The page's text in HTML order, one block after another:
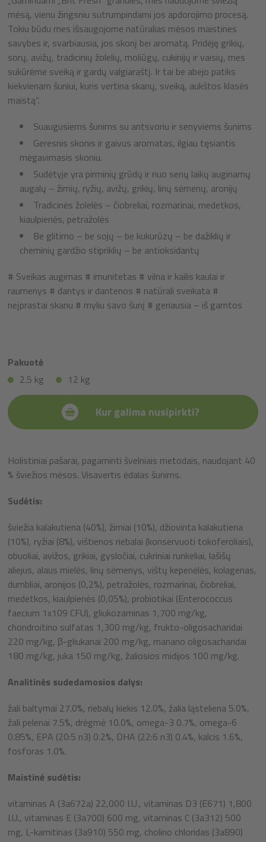
mėsą, vienu žingsniu sutrumpindami jos apdorojimo procesą.
Tokiu būdu mes išsaugojome natūralias mėsos maistines
savybes ir, svarbiausia, jos skonį bei aromatą. Pridėję grikių,
sorų, avižų, tradicinių žolelių, moliūgų, cukinijų ir vaisių, mes
sukūrėme sveiką ir gardų valgiaraštį. Ir tai be abejo patiks
kiekvienam šuniui, kuris vertina skanų, sveiką, aukštos klasės
maistą“.
Suaugusiems šunims su antsvoriu ir senyviems šunims
Geresnis skonis ir gaivus aromatas, ilgiau tęsiantis
mėgavimasis skoniu.
Sudėtyje yra pirminių grūdų ir nuo senų laikų auginamų
augalų – žirnių, ryžių, avižų, grikių, linų sėmenų, aronijų
Tradicinės žolelės – čiobreliai, rozmarinai, medetkos,
kiaulpienės, petražolės
Be glitimo – be sojų – be kukurūzų – be dažiklių ir
cheminių gardžio stipriklių – be antioksidantų
# Sveikas augimas # imunitetas # vilna ir kailis kaulai ir
raumenys # dantys ir dantenos # natūrali sveikata #
neįprastai skanu # myliu savo šunį # geriausia – iš gamtos
Pakuotė
2.5 kg
12 kg
Kur galima nusipirkti?
Holistiniai pašarai, pagaminti švelniais metodais, naudojant 40
% šviežios mėsos. Visavertis ėdalas šunims.
Sudėtis:
šviežia kalakutiena (40%), žirniai (10%), džiovinta kalakutiena
(10%), ryžiai (8%), vištienos riebalai (konservuoti tokoferoliais),
obuoliai, avižos, grikiai, gysločiai, cukriniai runkeliai, lašišų
aliejus, alaus mielės, linų sėmenys, vištų kepenėlės, kolagenas,
dumbliai, aronijos (0,2%), petražolės, rozmarinai, čiobreliai,
medetkos, kiaulpienės (0,05%), probiotikai (Enterococcus
faecium 1x109 CFU), gliukozaminas 1,700 mg/kg,
chondroitino sulfatas 1,300 mg/kg, frukto-oligosacharidai
220 mg/kg, β-gliukanai 200 mg/kg, manano oligosacharidai
180 mg/kg, juka 150 mg/kg, žaliosios midijos 100 mg/kg.
Analitinės sudedamosios dalys:
žali baltymai 27.0%, riebalų kiekis 12.0%, žalia ląsteliena 5.0%,
žali pelenai 7.5%, drėgmė 10.0%, omega-3 0.7%, omega-6
0.85%, EPA (20:5 n3) 0.2%, DHA (22:6 n3) 0.4%, kalcis 1.6%,
fosforas 1.0%.
Maistinė sudėtis:
vitaminas A (3a672a) 22,000 I.U., vitaminas D3 (E671) 1,800
I.U., vitaminas E (3a700) 600 mg, vitaminas C (3a312) 500
mg, L-karnitinas (3a910) 550 mg, cholino chloridas (3a890)